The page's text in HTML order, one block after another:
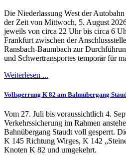
Die Niederlassung West der
der Zeit von Mittwoch, 5. August
jeweils von circa 22 Uhr bis circa 6
Frankfurt zwischen der
Ransbach-Baumbach zur
und Schwertransportes temporär für
Weiterlesen ...
Vollsperrung K 82 am Bahnübergang
Vom 27. Juli bis voraussichtlich 4.
Verkehrssicherung im Rahmen
Bahnübergang Staudt voll gesperrt.
K 145 Richtung Wirges, K 142
Knoten K 82 und umgekehrt.